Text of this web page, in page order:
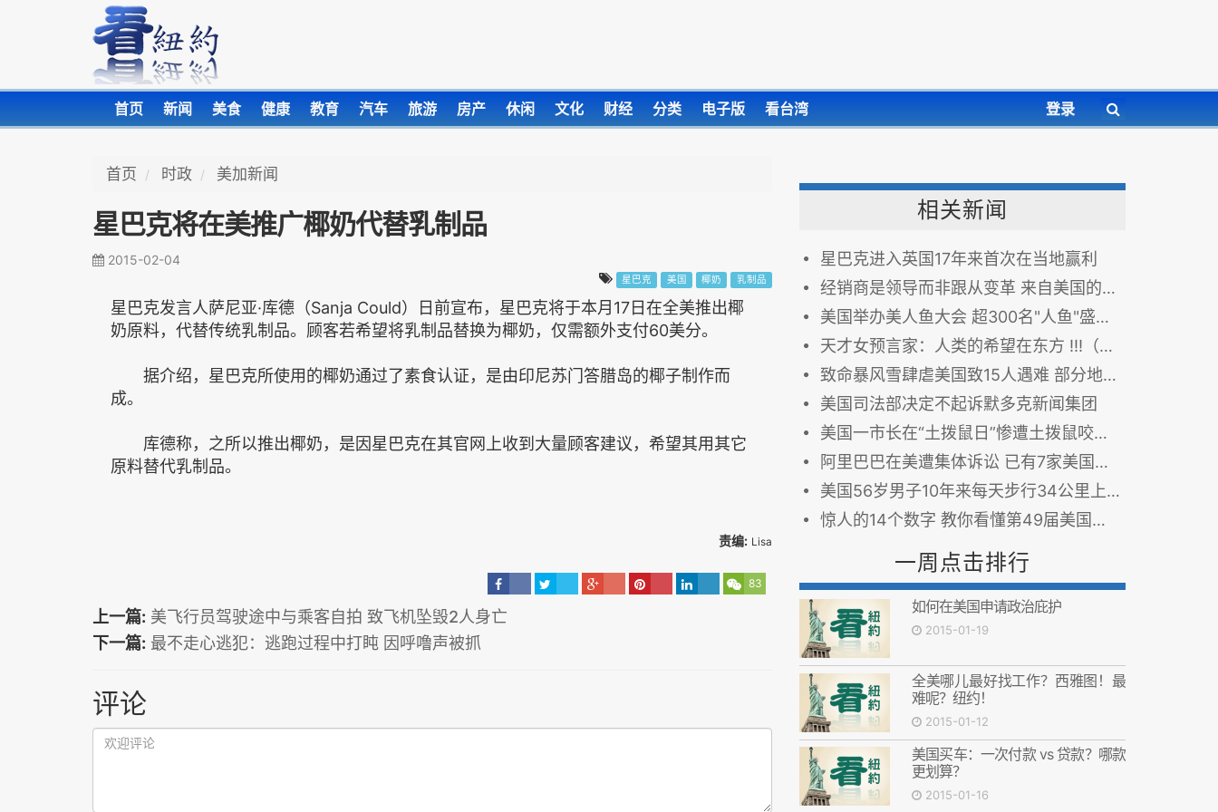
首页 新闻 美食 健康 教育 汽车 旅游 房产 休闲 文化 财经 分类 电子版 看台湾 登录
首页 时政 美加新闻
星巴克将在美推广椰奶代替乳制品
2015-02-04
星巴克 美国 椰奶 乳制品
星巴克发言人萨尼亚·库德（Sanja Could）日前宣布，星巴克将于本月17日在全美推出椰
奶原料，代替传统乳制品。顾客若希望将乳制品替换为椰奶，仅需额外支付60美分。
据介绍，星巴克所使用的椰奶通过了素食认证，是由印尼苏门答腊岛的椰子制作而
成。
库德称，之所以推出椰奶，是因星巴克在其官网上收到大量顾客建议，希望其用其它
原料替代乳制品。
责编: Lisa
83
上一篇: 美飞行员驾驶途中与乘客自拍 致飞机坠毁2人身亡
下一篇: 最不走心逃犯：逃跑过程中打盹 因呼噜声被抓
评论
相关新闻
星巴克进入英国17年来首次在当地赢利
经销商是领导而非跟从变革 来自美国的业界声音
美国举办美人鱼大会 超300名"人鱼"盛装参加（图）
天才女预言家：人类的希望在东方 !!!（故事非常精彩）
致命暴风雪肆虐美国致15人遇难 部分地区降雪创纪录
美国司法部决定不起诉默多克新闻集团
美国一市长在“土拨鼠日”惨遭土拨鼠咬伤耳朵
阿里巴巴在美遭集体诉讼 已有7家美国律所介入(图)
美国56岁男子10年来每天步行34公里上下班(图)
惊人的14个数字 教你看懂第49届美国超级碗 (17图)
一周点击排行
如何在美国申请政治庇护
2015-01-19
全美哪儿最好找工作？西雅图！最
难呢？纽约！
2015-01-12
美国买车：一次付款 vs 贷款？哪款
更划算？
2015-01-16